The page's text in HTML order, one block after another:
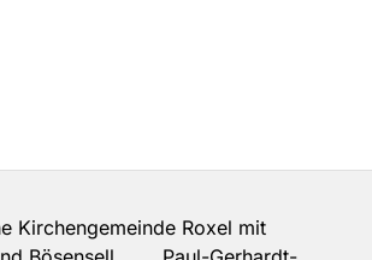
Kirchengemeinde Roxel mit